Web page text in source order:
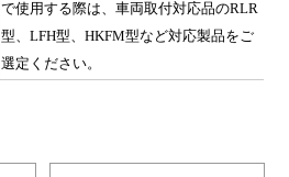
で使用する際は、車両取付対応品のRLR
型、LFH型、HKFM型など対応製品をご
選定ください。